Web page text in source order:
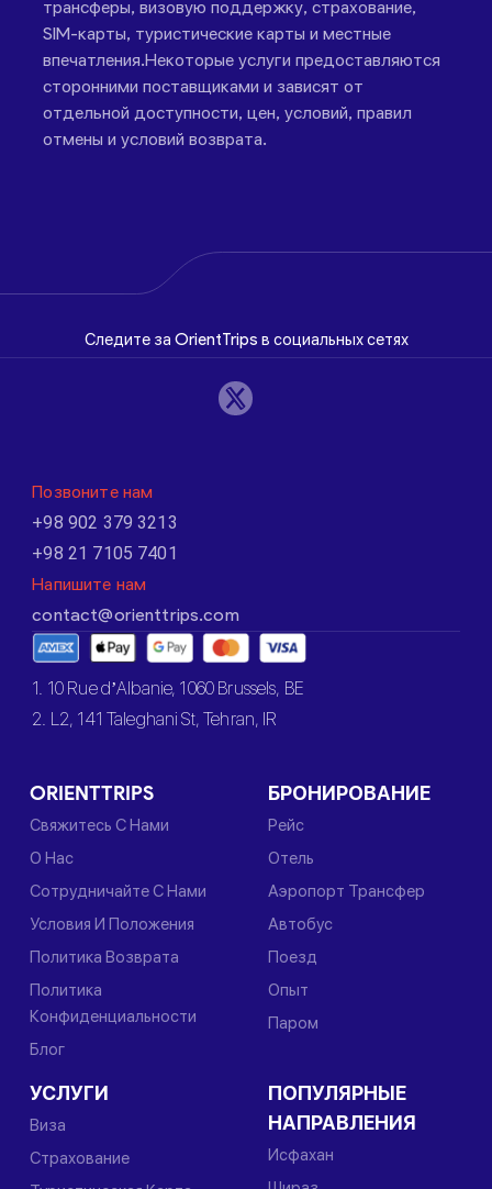
трансферы, визовую поддержку, страхование,
SIM-карты, туристические карты и местные
впечатления.Некоторые услуги предоставляются
сторонними поставщиками и зависят от
отдельной доступности, цен, условий, правил
отмены и условий возврата.
Следите за OrientTrips в социальных сетях
Позвоните нам
+98 902 379 3213
+98 21 7105 7401
Напишите нам
contact@orienttrips.com
1. 10 Rue d’Albanie, 1060 Brussels, BE
2. L2, 141 Taleghani St, Tehran, IR
ORIENTTRIPS
Свяжитесь С Нами
О Нас
Сотрудничайте С Нами
Условия И Положения
Политика Возврата
Политика
Конфиденциальности
Блог
БРОНИРОВАНИЕ
Рейс
Отель
Аэропорт Трансфер
Автобус
Поезд
Опыт
Паром
УСЛУГИ
Виза
Страхование
ПОПУЛЯРНЫЕ
НАПРАВЛЕНИЯ
Исфахан